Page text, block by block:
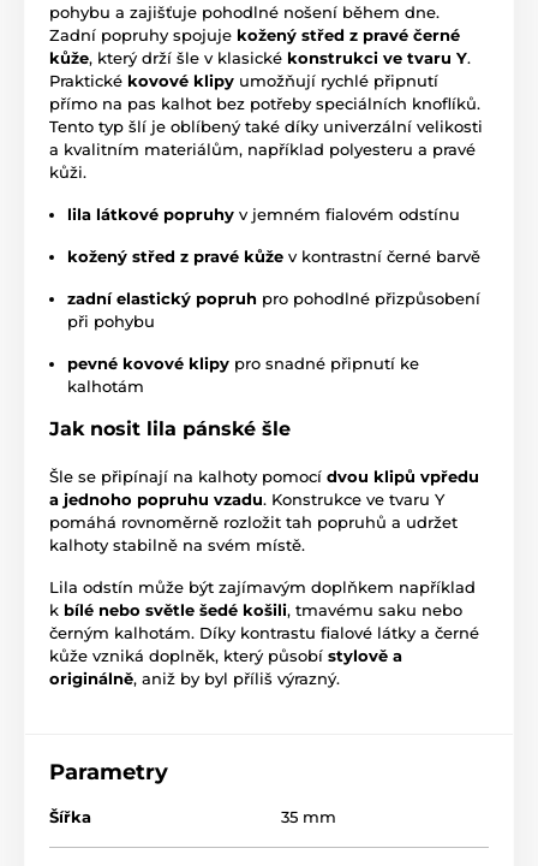
pohybu a zajišťuje pohodlné nošení během dne.
Zadní popruhy spojuje kožený střed z pravé černé
kůže, který drží šle v klasické konstrukci ve tvaru Y.
Praktické kovové klipy umožňují rychlé připnutí
přímo na pas kalhot bez potřeby speciálních knoflíků.
Tento typ šlí je oblíbený také díky univerzální velikosti
a kvalitním materiálům, například polyesteru a pravé
kůži.
lila látkové popruhy v jemném fialovém odstínu
kožený střed z pravé kůže v kontrastní černé barvě
zadní elastický popruh pro pohodlné přizpůsobení
při pohybu
pevné kovové klipy pro snadné připnutí ke
kalhotám
Jak nosit lila pánské šle
Šle se připínají na kalhoty pomocí dvou klipů vpředu
a jednoho popruhu vzadu. Konstrukce ve tvaru Y
pomáhá rovnoměrně rozložit tah popruhů a udržet
kalhoty stabilně na svém místě.
Lila odstín může být zajímavým doplňkem například
k bílé nebo světle šedé košili, tmavému saku nebo
černým kalhotám. Díky kontrastu fialové látky a černé
kůže vzniká doplněk, který působí stylově a
originálně, aniž by byl příliš výrazný.
Parametry
Šířka 35 mm